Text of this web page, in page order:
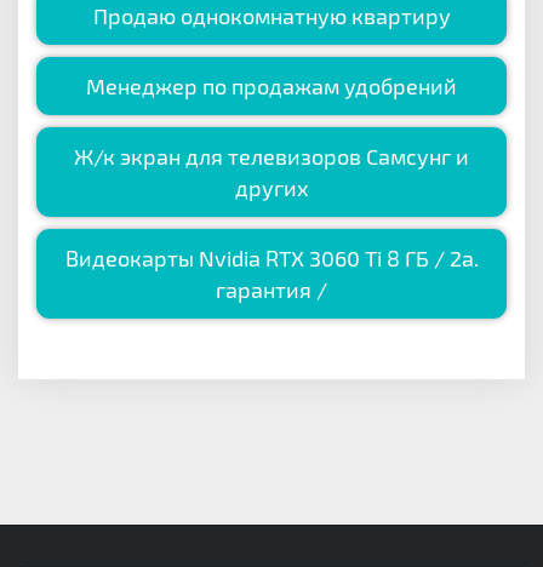
Продаю однокомнатную квартиру
Менеджер по продажам удобрений
Ж/к экран для телевизоров Самсунг и
других
Видеокарты Nvidia RTX 3060 Ti 8 ГБ / 2a.
гарантия /